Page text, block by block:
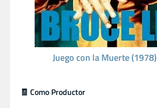
Juego con la Muerte (1978)
🧾 Como Productor